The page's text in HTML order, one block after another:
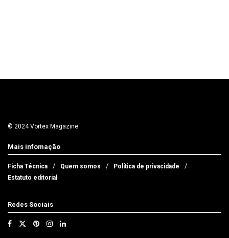
© 2024 Vortex Magazine
Mais infomação
Ficha Técnica Quem somos
Política de privacidade
Estatuto editorial
Redes Sociais